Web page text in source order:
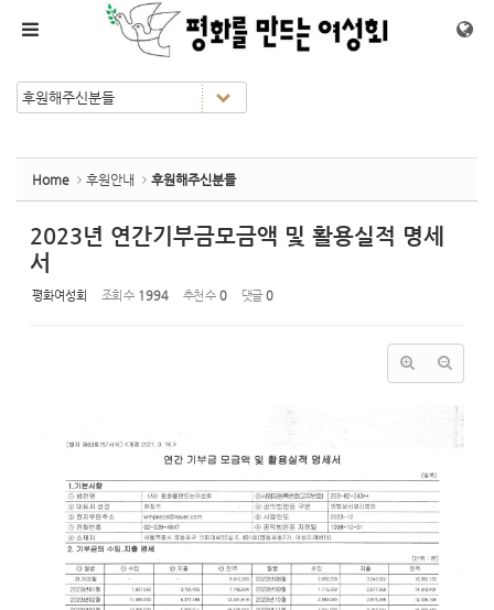
Home 후원안내 후원해주신분들
2023년 연간기부금모금액 및 활용실적 명세
서
평화여성회 조회 수 1994 추천 수 0 댓글 0